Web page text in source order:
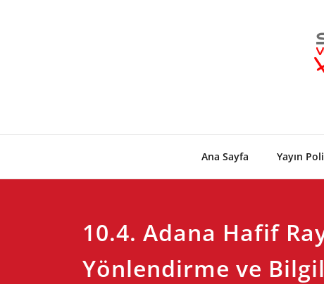
Ana Sayfa Yayın
10.4. Adana Hafif
Yönlendirme ve